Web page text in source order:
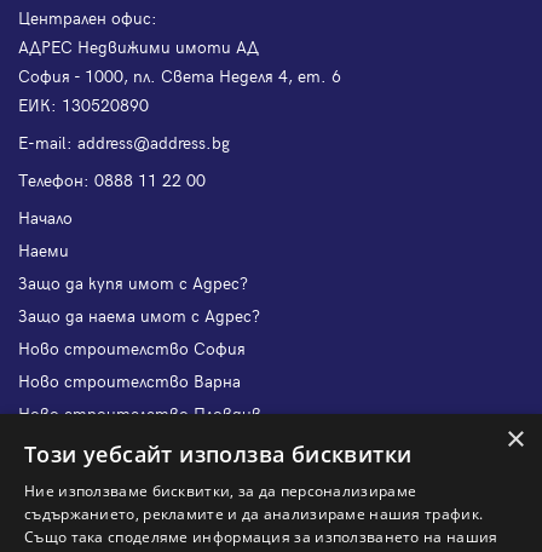
Централен офис:
АДРЕС Недвижими имоти АД
София - 1000, пл. Света Неделя 4, ет. 6
ЕИК: 130520890
Е-mail: address@address.bg
Телефон: 0888 11 22 00
Начало
Наеми
Защо да купя имот с Адрес?
Защо да наема имот с Адрес?
Ново строителство София
Ново строителство Варна
Ново строителство Пловдив
Ново строителство Бургас
Защо да отдам имот с Адрес?
Наши офиси
×
Този уебсайт използва бисквитки
Ние използваме бисквитки, за да персонализираме
съдържанието, рекламите и да анализираме нашия трафик.
Също така споделяме информация за използването на нашия